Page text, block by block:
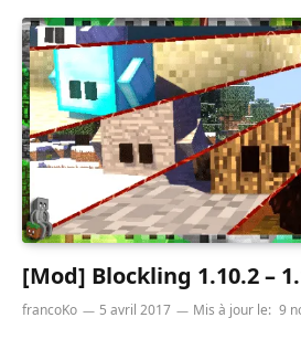
[Mod] Blockling 1.10.2 –
francoKo 5 avril 2017 Mis à jour le: 9